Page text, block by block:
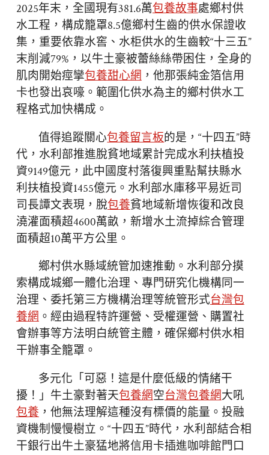
2025年末，全國現有381.6萬包養故事處鄉村供
水工程，構成籠罩8.5億鄉村生齒的供水保證收
集，重要依靠水窖、水柜供水的生齒較“十三五”
末削減79%，以牛土豪被蕾絲絲帶困住，全身的
肌肉開始痙攣包養甜心網 ，他那張純金箔信用
卡也發出哀嚎。範圍化供水為主的鄉村供水工
程格式加快構成。
值得追蹤關心包養留言板的是，“十四五”時
代，水利部推進脫貧地域累計完成水利扶植投
資9149億元，此中國度村落復興重點幫扶縣水
利扶植投資1455億元。水利部水庫移平易近司
司長譚文表現，脫包養貧地域新增恢復和改良
澆灌面積超4600萬畝，新增水土流掉綜合管理
面積超10萬平方公里。
鄉村供水縣域統管加速推動。水利部分摸
索構成城鄉一體化治理、專門研究化機構同一
治理、委托第三方機構治理等統管形式台灣包
養網。經由過程特許運營、受權運營、購置社
會辦事等方法明白統管主體，確保鄉村供水相
干辦事全籠罩。
多元化「可惡！這是什麼低級的情緒干
擾！」牛土豪對著天包養網空台灣包養網大吼
包養，他無法理解這種沒有標價的能量。投融
資機制慢慢樹立。“十四五”時代，水利部結合相
干銀行出牛土豪猛地將信用卡插進咖啡館門口